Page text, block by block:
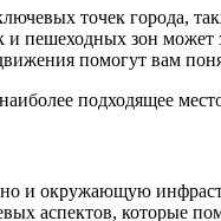
точек города,
пешеходных зон может
помогут вам
подходящее
и окружающую
аспектов, которые